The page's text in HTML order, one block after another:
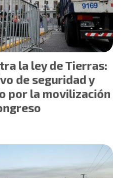
la ley de Tierras:
de seguridad y
por la movilización